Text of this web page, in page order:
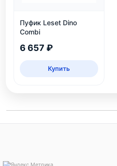
Пуфик Leset Dino
Combi
6 657 ₽
Купить